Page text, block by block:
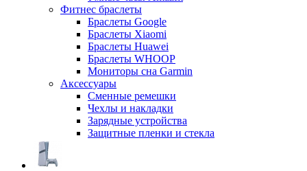
Фитнес браслеты
Браслеты Google
Браслеты Xiaomi
Браслеты Huawei
Браслеты WHOOP
Мониторы сна Garmin
Аксессуары
Сменные ремешки
Чехлы и накладки
Зарядные устройства
Защитные пленки и стекла